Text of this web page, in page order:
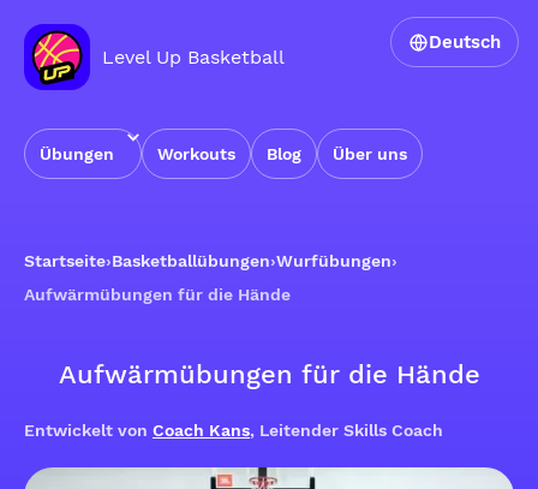
Level Up Basketball
Übungen Workouts Blog Über uns
Deutsch
Startseite›Basketballübungen›Wurfübungen›
Aufwärmübungen für die Hände
Aufwärmübungen für die Hände
Entwickelt von Coach Kans, Leitender Skills Coach